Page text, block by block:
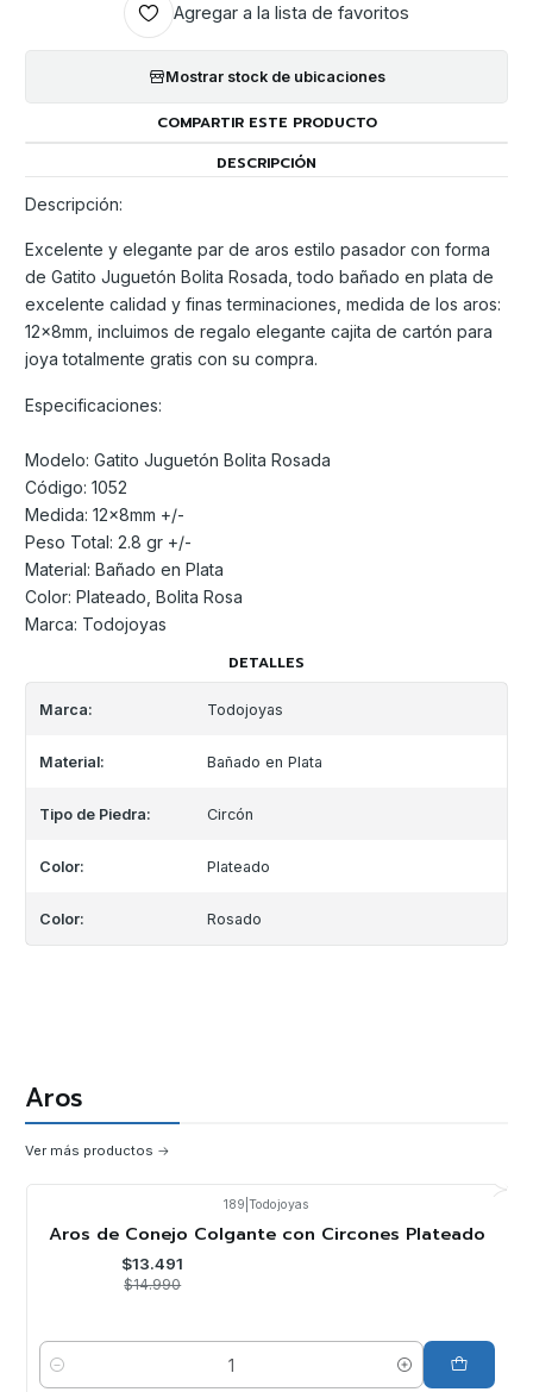
Agregar a la lista de favoritos
Mostrar stock de ubicaciones
COMPARTIR ESTE PRODUCTO
DESCRIPCIÓN
Descripción:
Excelente y elegante par de aros estilo pasador con forma
de Gatito Juguetón Bolita Rosada, todo bañado en plata de
excelente calidad y finas terminaciones, medida de los aros:
12x8mm, incluimos de regalo elegante cajita de cartón para
joya totalmente gratis con su compra.
Especificaciones:
Modelo: Gatito Juguetón Bolita Rosada
Código: 1052
Medida: 12x8mm +/-
Peso Total: 2.8 gr +/-
Material: Bañado en Plata
Color: Plateado, Bolita Rosa
Marca: Todojoyas
DETALLES
Marca: Todojoyas
Material: Bañado en Plata
Tipo de Piedra: Circón
Color: Plateado
Color: Rosado
Aros
Ver más productos
189 Todojoyas
Aros de Conejo Colgante con Circones Plateado
$13.491
$14.990
Cantidad